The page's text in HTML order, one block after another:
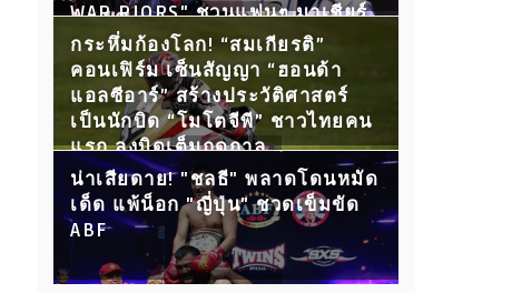
WAR RIORS" ชวนแฟนๆ มาเชียร์
กับ 15 คู่ขุนพลนักสู้ ห้ามพลาด!
กระหึ่มก้องโลก! “สมเกียรติ”
คอนเฟิร์ม เซ็นสัญญา “ฮอนด้า
แอลซีอาร์” สร้างประวัติศาสตร์
เป็นนักบิด “โมโตจีพี” ชาวไทยคน
แรก ลงบิดเต็มฤดูกาล
น่าเสียดาย! "ชลธี" พลาดโดนหมัด
เด็ด แพ้น็อก "ญี่ปุ่น" ชวดเข็มขัด
ABF